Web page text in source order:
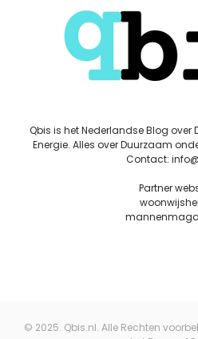
Qbis is het Nederlandse Blog over
Energie. Alles over Duurzaam
Contact:
Partner
© 2025. Qbis.nl. Alle Rechten